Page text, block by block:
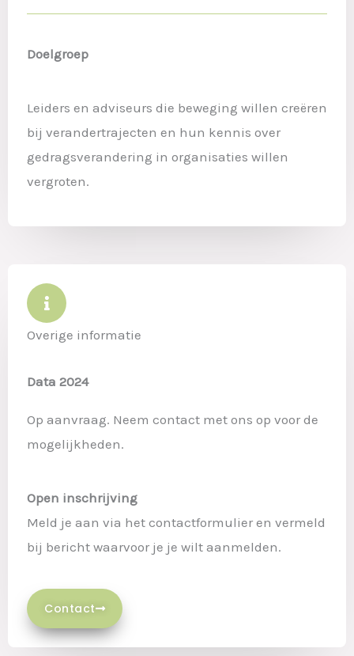
Doelgroep
Leiders en adviseurs die beweging willen creëren
bij verandertrajecten en hun kennis over
gedragsverandering in organisaties willen
vergroten.
Overige informatie
Data 2024
Op aanvraag. Neem contact met ons op voor de
mogelijkheden.
Open inschrijving
Meld je aan via het contactformulier en vermeld
bij bericht waarvoor je je wilt aanmelden.
Contact